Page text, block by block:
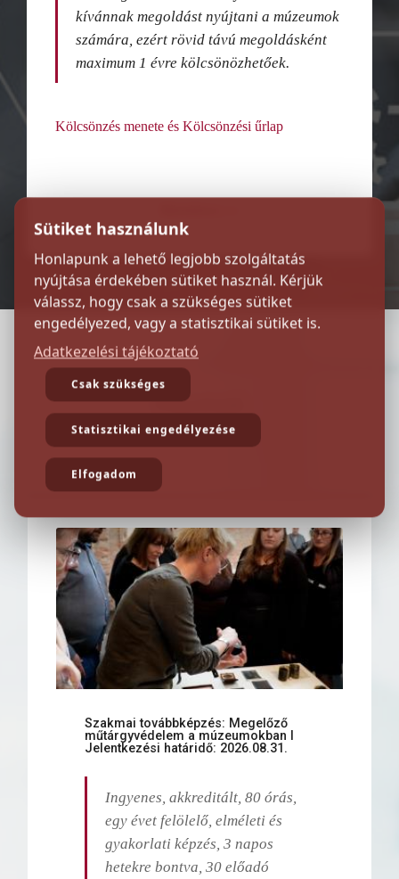
kívánnak megoldást nyújtani a múzeumok
számára, ezért rövid távú megoldásként
maximum 1 évre kölcsönözhetőek.
Kölcsönzés menete és Kölcsönzési űrlap
Képzések
Szakmai továbbképzés: Megelőző
műtárgyvédelem a múzeumokban I
Jelentkezési határidő: 2026.08.31.
Ingyenes, akkreditált, 80 órás,
egy évet felölelő, elméleti és
gyakorlati képzés, 3 napos
hetekre bontva, 30 előadó
Sütiket használunk
Honlapunk a lehető legjobb szolgáltatás
nyújtása érdekében sütiket használ. Kérjük
válassz, hogy csak a szükséges sütiket
engedélyezed, vagy a statisztikai sütiket is.
Adatkezelési tájékoztató
Csak szükséges
Statisztikai engedélyezése
Elfogadom